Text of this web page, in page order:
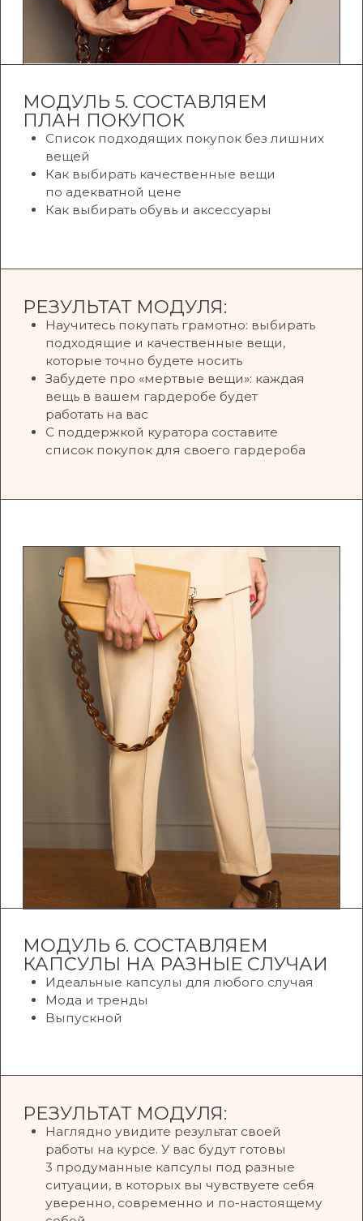
жизни
Авито: как продавать и покупать вещи
выгодно
Джинсы: как подобрать идеальные для
своей фигуры и под свои задачи
Психология стиля: как с помощью
ЗАНЯТЬ МЕСТО НА КУРСЕ
КАКОЙ РЕЗУЛЬТАТ
ВЫ ПОЛУЧИТЕ?
Этот курс заменит вам работу
с персональным стилистом.
07
Научитесь стилизовать
образы, подбирать детали
и аксессуары
06
05
Научитесь подбирать вещи,
которые точно будете
носить
04
Научитесь сочетать вещи,
составите базовую капсулу
03
Вы разберете свой
текущий гардероб,
избавитесь от лишнего
С поддержкой куратора сделаете
диагностику своего стиля сейчас
и определите задачи